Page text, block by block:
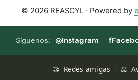
© 2026 REASCYL · Powered by
Síguenos: ◎Instagram f
🤝 Redes amigas · ⚖